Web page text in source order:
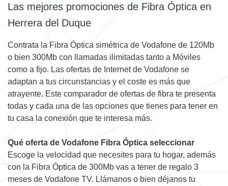
Las mejores promociones de Fibra Óptica en
Herrera del Duque
Contrata la Fibra Óptica simétrica de Vodafone de 120Mb
o bien 300Mb con llamadas ilimitadas tanto a Móviles
como a fijo. Las ofertas de Internet de Vodafone se
adaptan a tus circunstancias y el coste es más que
atrayente. Este comparador de ofertas de fibra te presenta
todas y cada una de las opciones que tienes para tener en
tu casa la conexión que te interesa más.
Qué oferta de Vodafone Fibra Óptica seleccionar
Escoge la velocidad que necesites para tu hogar, además
con la Fibra Óptica de 300Mb vas a tener de regalo 3
meses de Vodafone TV. Llámanos o bien déjanos tu